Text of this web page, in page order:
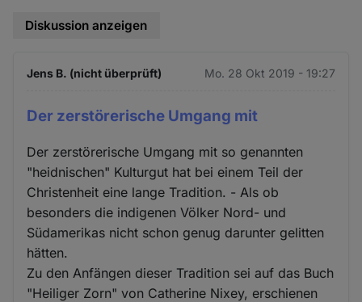
Diskussion anzeigen
Jens B. (nicht überprüft) Mo. 28 Okt 2019 - 19:27
Der zerstörerische Umgang mit
Der zerstörerische Umgang mit so genannten
"heidnischen" Kulturgut hat bei einem Teil der
Christenheit eine lange Tradition. - Als ob
besonders die indigenen Völker Nord- und
Südamerikas nicht schon genug darunter gelitten
hätten.
Zu den Anfängen dieser Tradition sei auf das Buch
"Heiliger Zorn" von Catherine Nixey, erschienen